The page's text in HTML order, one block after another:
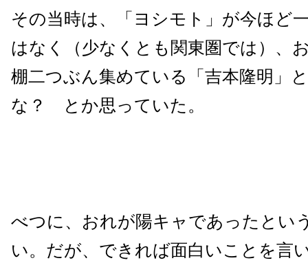
その当時は、「ヨシモト」が今ほど
はなく（少なくとも関東圏では）、
棚二つぶん集めている「吉本隆明」
な？ とか思っていた。
べつに、おれが陽キャであったとい
い。だが、できれば面白いことを言